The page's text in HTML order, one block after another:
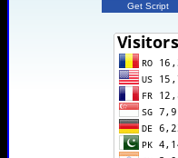
Get Script